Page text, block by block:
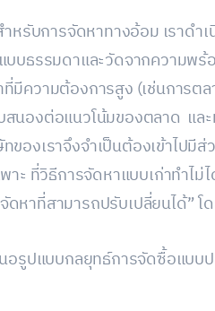
รับการจัดหาทางอ้อม เราดำเ
บธรรมดาและวัดจากความพร้
มีความต้องการสูง (เช่นการ
นองต่อแนวโน้มของตลาด แล
องเราจึงจำเป็นต้องเข้าไปมี
ะ ที่วิธีการจัดหาแบบเก่าทำไม่
หาที่สามารถปรับเปลี่ยนได้” โ
นอรูปแบบกลยุทธ์การจัดซื้อแบบ